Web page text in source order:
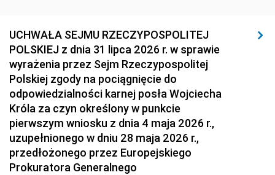
UCHWAŁA SEJMU RZECZYPOSPOLITEJ
POLSKIEJ z dnia 31 lipca 2026 r. w sprawie
wyrażenia przez Sejm Rzeczypospolitej
Polskiej zgody na pociągnięcie do
odpowiedzialności karnej posła Wojciecha
Króla za czyn określony w punkcie
pierwszym wniosku z dnia 4 maja 2026 r.,
uzupełnionego w dniu 28 maja 2026 r.,
przedłożonego przez Europejskiego
Prokuratora Generalnego